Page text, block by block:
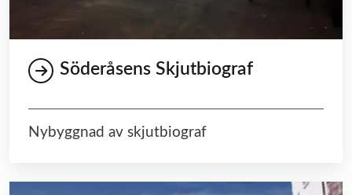
Söderåsens Skjutbiograf
Nybyggnad av skjutbiograf